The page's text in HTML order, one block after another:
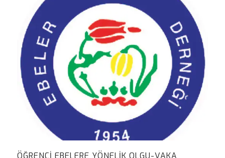
ÖĞRENCI EBELERE YÖNELIK OLGU-VAKA